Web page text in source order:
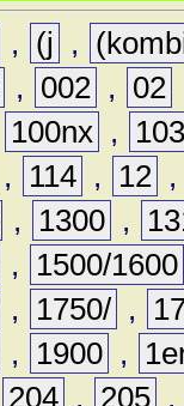
, (j ,
, 002 , 02
100nx ,
, 114 , 12
, 1300 ,
,
1500/1600
, 1750/ ,
, 1900 ,
204 , 205 ,